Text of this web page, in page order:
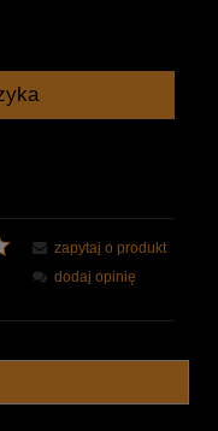
zapytaj o produkt
dodaj opinię